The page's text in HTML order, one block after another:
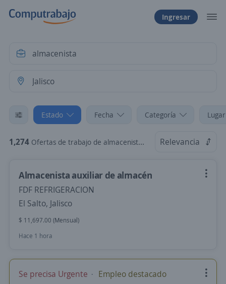
Ingresar
Estado Fecha Categoría
1,274 Ofertas de trabajo de almacenista en Jalisco Relevancia
Almacenista auxiliar de almacén
FDF REFRIGERACION
El Salto, Jalisco
$ 11,697.00 (Mensual)
Hace 1 hora
Se precisa Urgente Empleo destacado